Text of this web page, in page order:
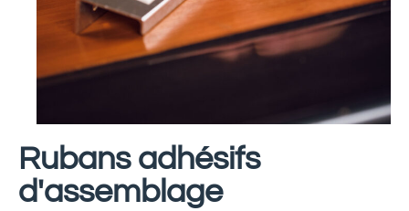
Rubans adhésifs
d'assemblage